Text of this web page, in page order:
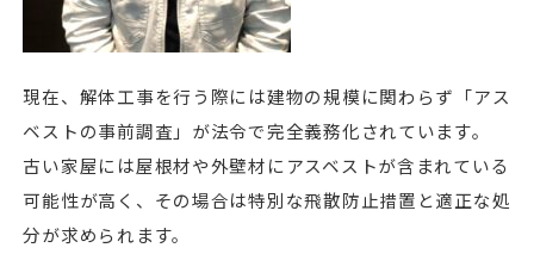
現在、解体工事を行う際には建物の規模に関わらず「アス
ベストの事前調査」が法令で完全義務化されています。
古い家屋には屋根材や外壁材にアスベストが含まれている
可能性が高く、その場合は特別な飛散防止措置と適正な処
分が求められます。